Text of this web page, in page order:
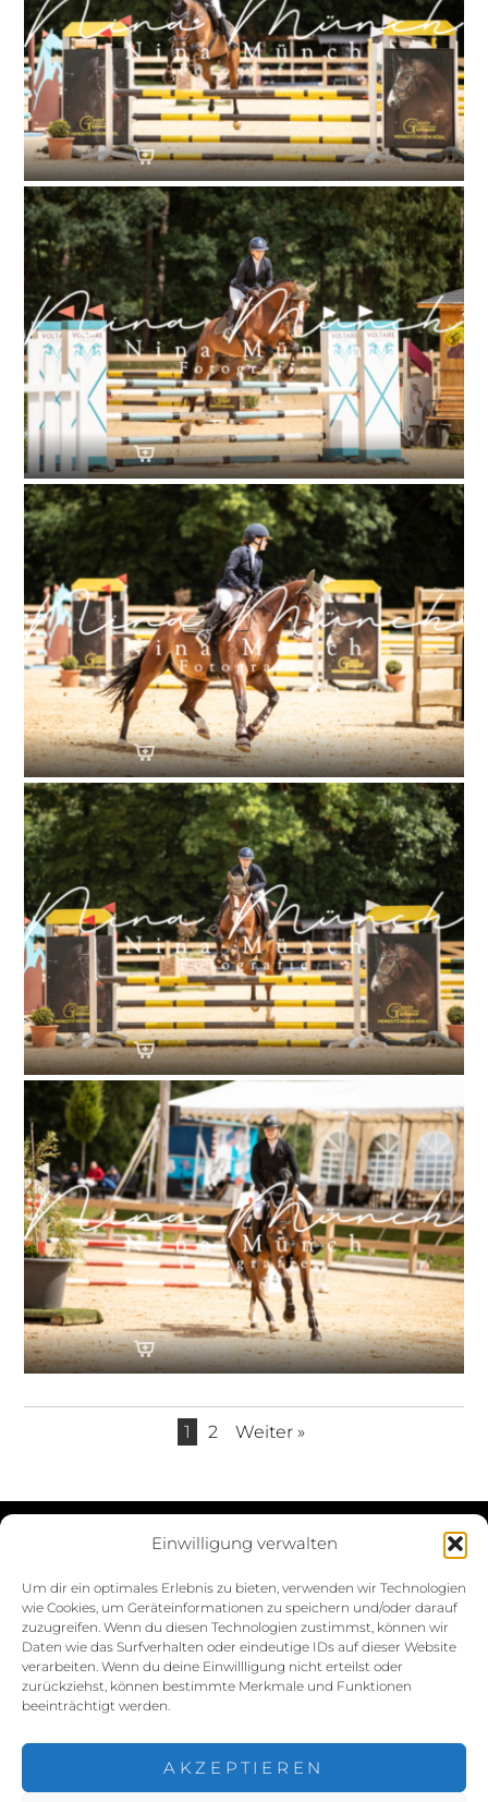
Einwilligung verwalten
Um dir ein optimales Erlebnis zu bieten, verwenden wir Technologien
wie Cookies, um Geräteinformationen zu speichern und/oder darauf
zuzugreifen. Wenn du diesen Technologien zustimmst, können wir
Daten wie das Surfverhalten oder eindeutige IDs auf dieser Website
verarbeiten. Wenn du deine Einwillligung nicht erteilst oder
zurückziehst, können bestimmte Merkmale und Funktionen
beeinträchtigt werden.
AKZEPTIEREN
1 2 Weiter »
Impressum
Cookie-Richtlinie (EU)